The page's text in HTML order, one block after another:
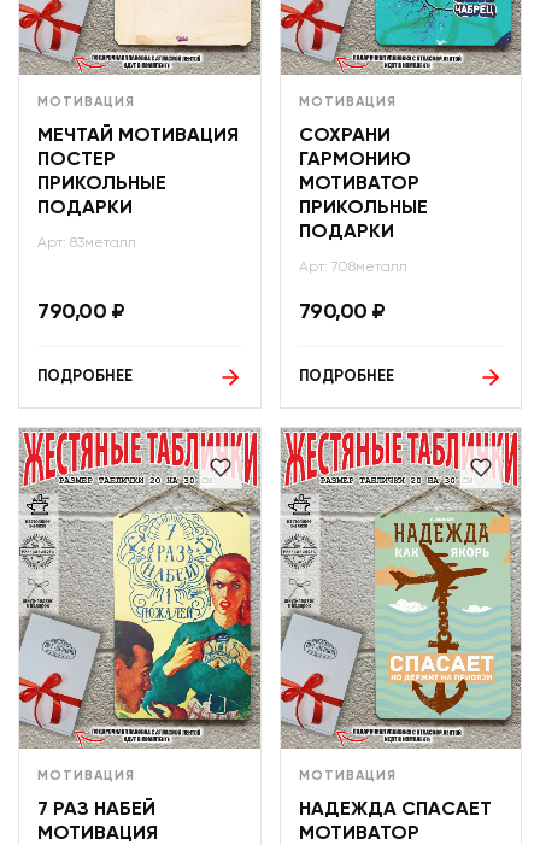
МОТИВАЦИЯ
МЕЧТАЙ МОТИВАЦИЯ
ПОСТЕР
ПРИКОЛЬНЫЕ
ПОДАРКИ
Арт: 83металл
790,00 ₽
ПОДРОБНЕЕ
МОТИВАЦИЯ
СОХРАНИ
ГАРМОНИЮ
МОТИВАТОР
ПРИКОЛЬНЫЕ
ПОДАРКИ
Арт: 708металл
790,00 ₽
ПОДРОБНЕЕ
МОТИВАЦИЯ
7 РАЗ НАБЕЙ
МОТИВАЦИЯ
МОТИВАЦИЯ
НАДЕЖДА СПАСАЕТ
МОТИВАТОР